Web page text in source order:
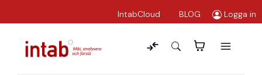
IntabCloud BLOG Logga in